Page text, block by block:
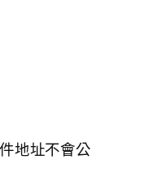
地址不會公